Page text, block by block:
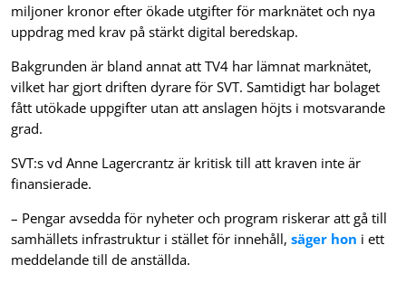
miljoner kronor efter ökade utgifter för marknätet och nya
uppdrag med krav på stärkt digital beredskap.
Bakgrunden är bland annat att TV4 har lämnat marknätet,
vilket har gjort driften dyrare för SVT. Samtidigt har bolaget
fått utökade uppgifter utan att anslagen höjts i motsvarande
grad.
SVT:s vd Anne Lagercrantz är kritisk till att kraven inte är
finansierade.
– Pengar avsedda för nyheter och program riskerar att gå till
samhällets infrastruktur i stället för innehåll,säger hon i ett
meddelande till de anställda.